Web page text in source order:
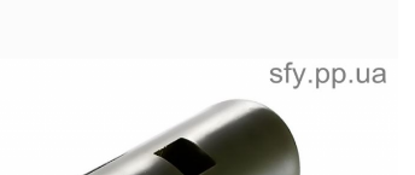
Тычковые ножи
Метательные ножи
Сюрикены